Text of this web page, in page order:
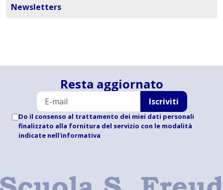
Newsletters
Resta aggiornato
Iscriviti
Do il consenso al trattamento dei miei dati personali
finalizzato alla fornitura del servizio con le modalità
indicate nell'informativa